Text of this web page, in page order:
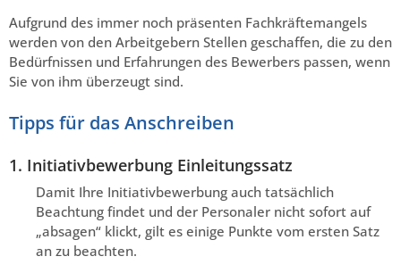
Aufgrund des immer noch präsenten Fachkräftemangels
werden von den Arbeitgebern Stellen geschaffen, die zu den
Bedürfnissen und Erfahrungen des Bewerbers passen, wenn
Sie von ihm überzeugt sind.
Tipps für das Anschreiben
1. Initiativbewerbung Einleitungssatz
Damit Ihre Initiativbewerbung auch tatsächlich
Beachtung findet und der Personaler nicht sofort auf
„absagen“ klickt, gilt es einige Punkte vom ersten Satz
an zu beachten.